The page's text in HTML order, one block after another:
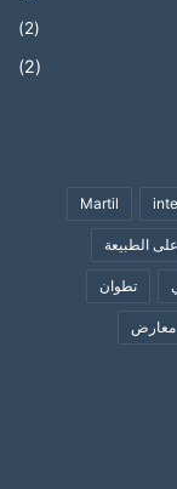
(2)
(2)
Martil
الطبيعة
تطوان
معارض